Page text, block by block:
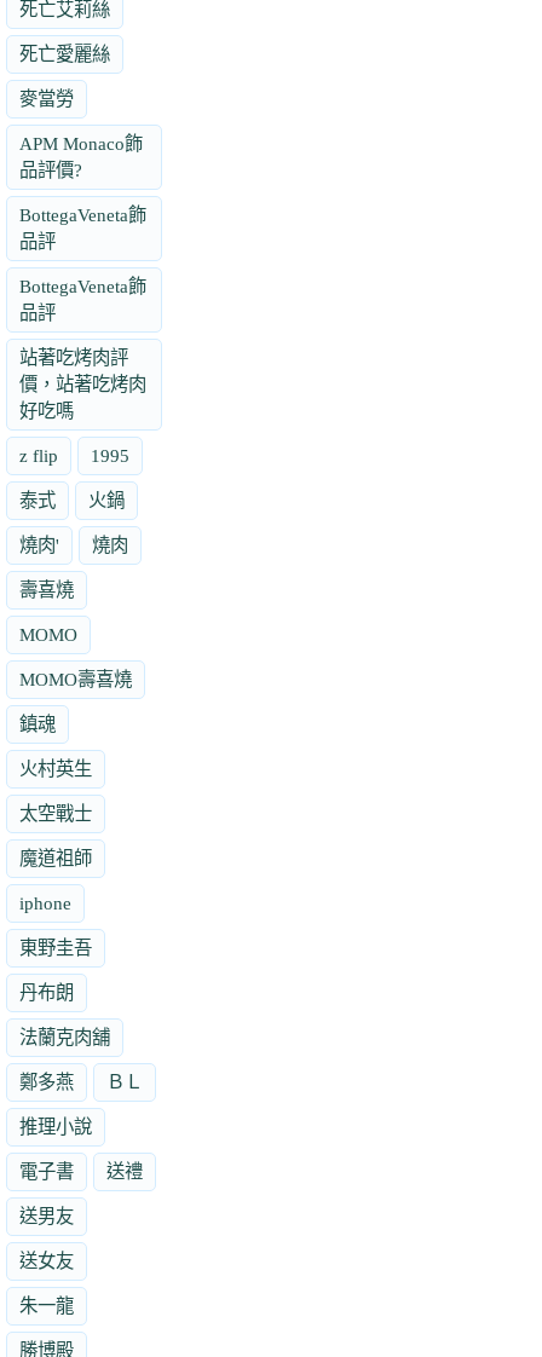
死亡艾莉絲
死亡愛麗絲
麥當勞
APM Monaco飾
品評價?
BottegaVeneta飾
品評
BottegaVeneta飾
品評
站著吃烤肉評
價，站著吃烤肉
好吃嗎
z flip 1995
泰式 火鍋
燒肉' 燒肉
壽喜燒
MOMO
MOMO壽喜燒
鎮魂
火村英生
太空戰士
魔道祖師
iphone
東野圭吾
丹布朗
法蘭克肉舖
鄭多燕 ＢＬ
推理小說
電子書 送禮
送男友
送女友
朱一龍
勝博殿